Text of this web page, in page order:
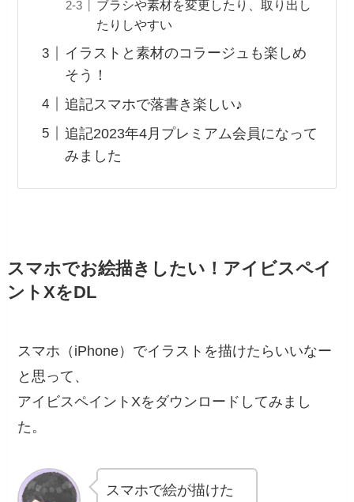
ブラシや素材を変更したり、取り出し
たりしやすい
イラストと素材のコラージュも楽しめ
そう！
追記スマホで落書き楽しい♪
追記2023年4月プレミアム会員になって
みました
スマホでお絵描きしたい！アイビスペイ
ントXをDL
スマホ（iPhone）でイラストを描けたらいいなー
と思って、
アイビスペイントXをダウンロードしてみまし
た。
スマホで絵が描けた